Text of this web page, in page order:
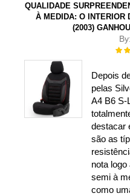
QUALIDADE
À MEDIDA: O INTERIOR
(2003)
By:
Depois
pelas
A4 B6 S-
destacar
são as
nota
semi à
como